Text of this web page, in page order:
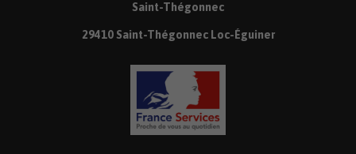
Saint-Thégonnec
29410 Saint-Thégonnec Loc-Éguiner